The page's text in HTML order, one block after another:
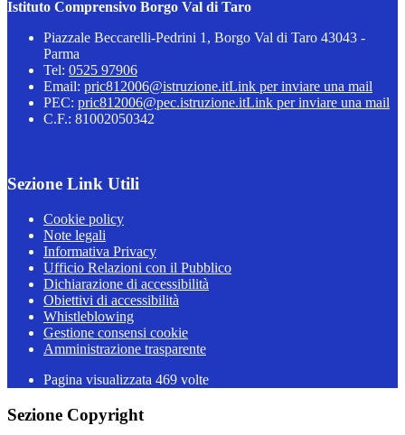
Istituto Comprensivo Borgo Val di Taro
Piazzale Beccarelli-Pedrini 1, Borgo Val di Taro 43043 -
Parma
Tel: 0525 97906
Email: pric812006@istruzione.itLink per inviare una mail
PEC: pric812006@pec.istruzione.itLink per inviare una mail
C.F.: 81002050342
Sezione Link Utili
Cookie policy
Note legali
Informativa Privacy
Ufficio Relazioni con il Pubblico
Dichiarazione di accessibilità
Obiettivi di accessibilità
Whistleblowing
Gestione consensi cookie
Amministrazione trasparente
Pagina visualizzata 469 volte
Sezione Copyright